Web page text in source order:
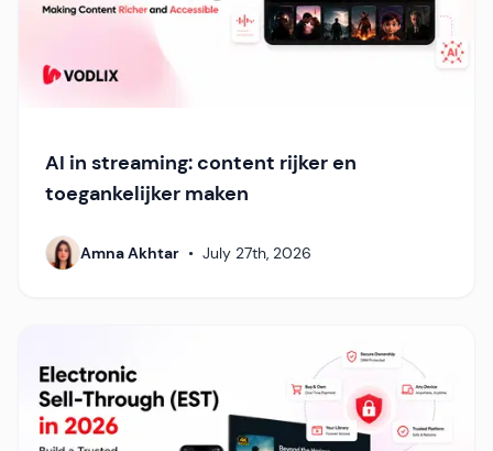
AI in streaming: content rijker en
toegankelijker maken
Amna Akhtar • July 27th, 2026